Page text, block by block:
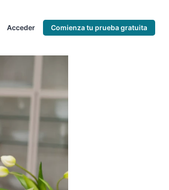
Acceder Comienza tu prueba gratuita